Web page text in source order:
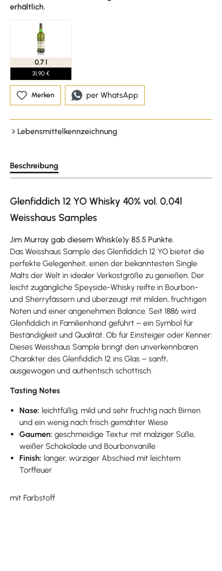
erhältlich.
0.7 l
31,90 €
Merken per WhatsApp
Lebensmittelkennzeichnung
Beschreibung
Glenfiddich 12 YO Whisky 40% vol. 0,04l
Weisshaus Samples
Jim Murray gab diesem Whisk(e)y 85.5 Punkte.
Das Weisshaus Sample des Glenfiddich 12 YO bietet die
perfekte Gelegenheit, einen der bekanntesten Single
Malts der Welt in idealer Verkostgröße zu genießen. Der
leicht zugängliche Speyside-Whisky reifte in Bourbon-
und Sherryfässern und überzeugt mit milden, fruchtigen
Noten und einer angenehmen Balance. Seit 1886 wird
Glenfiddich in Familienhand geführt – ein Symbol für
Beständigkeit und Qualität. Ob für Einsteiger oder Kenner:
Dieses Weisshaus Sample bringt den unverkennbaren
Charakter des Glenfiddich 12 ins Glas – sanft,
ausgewogen und authentisch schottisch.
Tasting Notes
Nase: leichtfüßig, mild und sehr fruchtig nach Birnen
und ein wenig nach frisch gemähter Wiese
Gaumen:geschmeidige Textur mit malziger Süße,
weißer Schokolade und Bourbonvanille
Finish: langer, würziger Abschied mit leichtem
Torffeuer
mit Farbstoff